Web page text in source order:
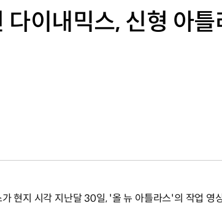
이내믹스, 신형 아
현지 시각 지난달 30일, '올 뉴 아틀라스'의 작업 영